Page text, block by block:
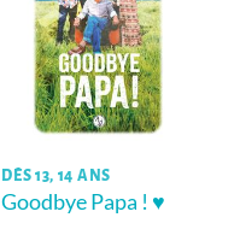
DÈS 13, 14 ANS
Goodbye Papa ! ♥